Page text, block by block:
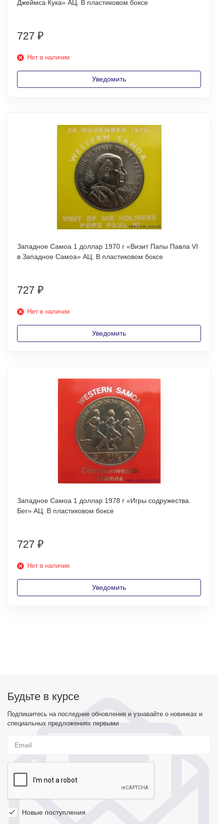
Джеймса Кука» АЦ. В пластиковом боксе
727 ₽
Нет в наличии
Уведомить
Западное Самоа 1 доллар 1970 г «Визит Папы Павла VI
в Западное Самоа» АЦ. В пластиковом боксе
727 ₽
Нет в наличии
Уведомить
Западное Самоа 1 доллар 1978 г «Игры содружества.
Бег» АЦ. В пластиковом боксе
727 ₽
Нет в наличии
Уведомить
Будьте в курсе
Подпишитесь на последние обновления и узнавайте о новинках и
специальных предложениях первыми
Новые поступления